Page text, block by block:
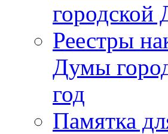
городской
Реестры
Думы
год
Памятка